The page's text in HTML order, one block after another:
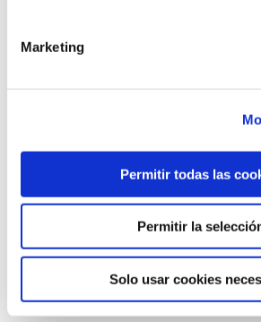
Marketing
Permitir todas las
Permitir la
Solo usar cookies
Aquatherapya Salamanca S.L.ha recibido
digitalización financiados por el proyecto
investigación e innovación "Horizonte 2020" de la
acuerdo de subvención nº 824186.
OPINIONES